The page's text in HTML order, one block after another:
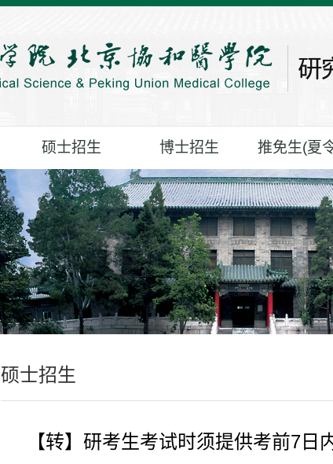
硕士招生 博士招生 推免生(夏
硕士招生
【转】研考生考试时须提供考前7日